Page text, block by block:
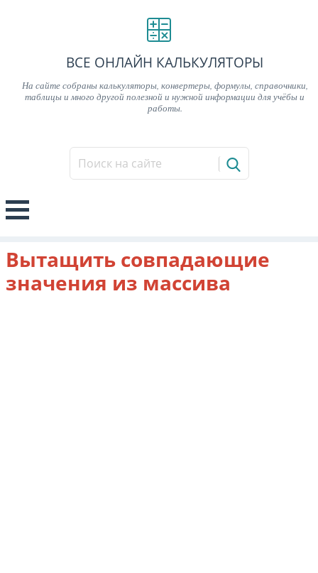
ВСЕ ОНЛАЙН КАЛЬКУЛЯТОРЫ
На сайте собраны калькуляторы, конвертеры, формулы, справочники,
таблицы и много другой полезной и нужной информации для учёбы и
работы.
Вытащить совпадающие
значения из массива